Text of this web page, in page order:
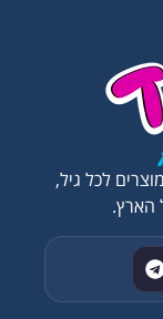
לכל גיל,
הארץ.